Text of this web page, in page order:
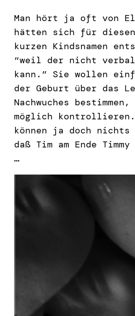
Man hört ja oft von
hätten sich für
kurzen Kindsnamen
“weil der nicht
kann.” Sie wollen
der Geburt über das
Nachwuches
möglich
können ja doch nichts
daß Tim am Ende
…